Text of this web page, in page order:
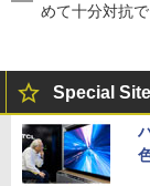
めて十分対抗で
Special Site